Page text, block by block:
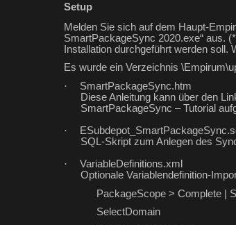
Setup
Melden Sie sich auf dem Haupt-
SmartPackageSync 2020.exe“ aus.
Installation durchgeführt werden soll.
Es wurde ein Verzeichnis
·
SmartPackageSync.htm
Diese Anleitung kann über den
SmartPackageSync – Tutorial
·
SQL-Skript zum Anlegen des
·
VariableDefinitions.xml
Optionale Variablendefinition-
PackageScope > Complete |
SelectDomain